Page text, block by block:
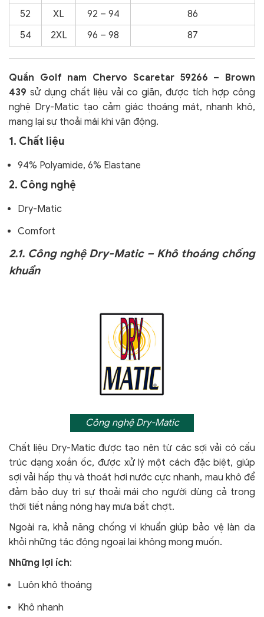
52
XL 92 – 94
86
54
2XL 96 – 98 87
Quần Golf nam Chervo Scaretar 59266 – Brown
439 sử dụng chất liệu vải co giãn, được tích hợp công
nghệ Dry-Matic tạo cảm giác thoáng mát, nhanh khô,
mang lại sự thoải mái khi vận động.
1. Chất liệu
94% Polyamide, 6% Elastane
2. Công nghệ
Dry-Matic
Comfort
2.1. Công nghệ Dry-Matic – Khô thoáng chống
khuẩn
Công nghệ Dry-Matic
Chất liệu Dry-Matic được tạo nên từ các sợi vải có cấu
trúc dạng xoắn ốc, được xử lý một cách đặc biệt, giúp
sợi vải hấp thụ và thoát hơi nước cực nhanh, mau khô để
đảm bảo duy trì sự thoải mái cho người dùng cả trong
thời tiết nắng nóng hay mưa bất chợt.
Ngoài ra, khả năng chống vi khuẩn giúp bảo vệ làn da
khỏi những tác động ngoại lai không mong muốn.
Những lợi ích:
Luôn khô thoáng
Khô nhanh